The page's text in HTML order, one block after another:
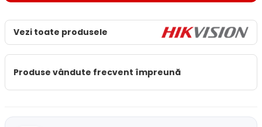
Vezi toate produsele
Produse vândute frecvent împreună